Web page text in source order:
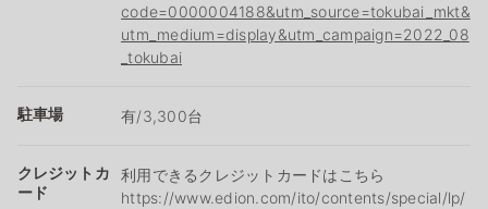
code=0000004188&utm_source=tokubai_mkt&
utm_medium=display&utm_campaign=2022_08
_tokubai
駐車場 有/3,300台
クレジットカ
ード
利用できるクレジットカードはこちら
https://www.edion.com/ito/contents/special/lp/